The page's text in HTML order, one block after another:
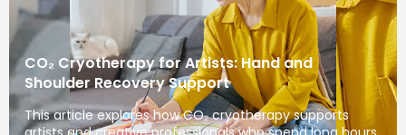
CO₂ Cryotherapy for Artists: Hand and
Shoulder Recovery Support
This article explores how CO₂ cryotherapy supports